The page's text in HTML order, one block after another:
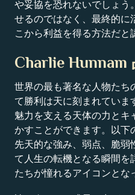
や妥協を恐れないでしょう
せるのではなく、最終的に
こから利益を得る方法だと
Charlie Hunnam
世界の最も著名な人物たち
て勝利は天に刻まれていま
魅力を支える天体の力とキ
かすことができます。以下
先天的な強み、弱点、脆弱
て人生の転機となる瞬間を
たちが憧れるアイコンとな